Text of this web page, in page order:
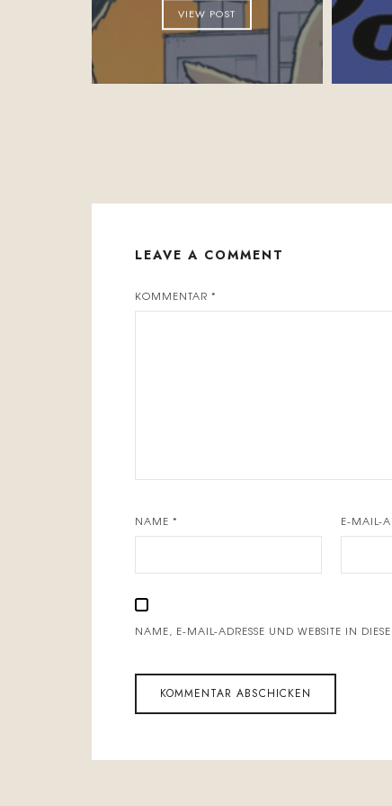
VIEW POST
LEAVE A COMMENT
KOMMENTAR *
NAME * E-MAIL-
NAME, E-MAIL-ADRESSE UND WEBSITE IN